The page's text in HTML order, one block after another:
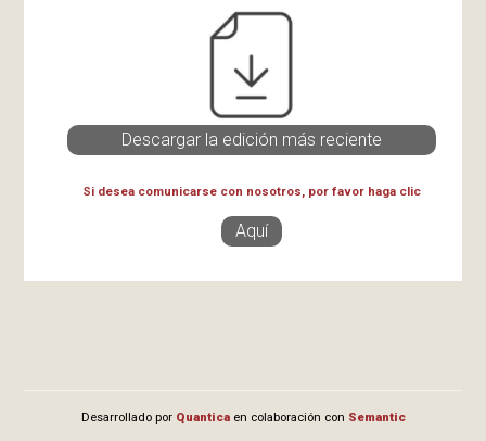
Descargar la edición más reciente
Si desea comunicarse con nosotros, por favor haga clic
Aquí
Desarrollado por Quanticaen colaboración con Semantic